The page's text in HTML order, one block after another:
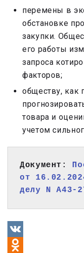
перемены в
обстановке
закупки.
его работы
запроса
факторов;
обществу, как
товара и
учетом
Документ:
от
делу N А43-
VK